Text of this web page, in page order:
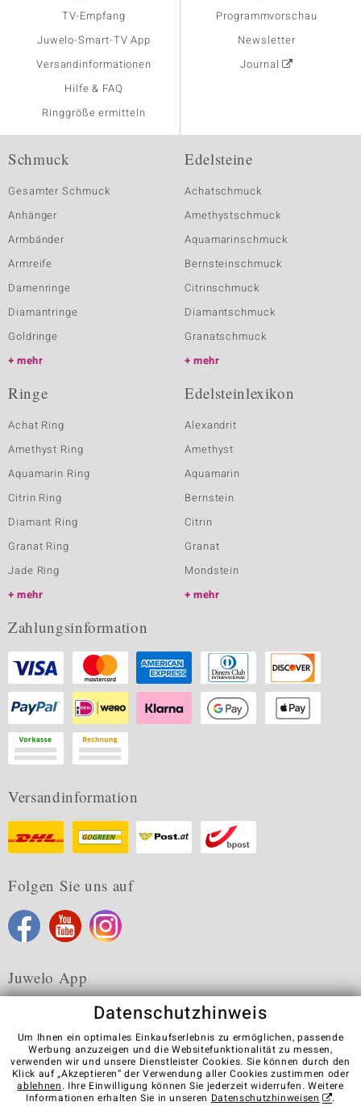
TV-Empfang
Juwelo-Smart-TV App
Versandinformationen
Hilfe & FAQ
Ringgröße ermitteln
Programmvorschau
Newsletter
Journal
Schmuck
Gesamter Schmuck
Anhänger
Armbänder
Armreife
Damenringe
Diamantringe
Goldringe
mehr
Edelsteine
Achatschmuck
Amethystschmuck
Aquamarinschmuck
Bernsteinschmuck
Citrinschmuck
Diamantschmuck
Granatschmuck
mehr
Ringe
Achat Ring
Amethyst Ring
Aquamarin Ring
Citrin Ring
Diamant Ring
Granat Ring
Jade Ring
mehr
Edelsteinlexikon
Alexandrit
Amethyst
Aquamarin
Bernstein
Citrin
Granat
Mondstein
mehr
Zahlungsinformation
Versandinformation
Folgen Sie uns auf
Juwelo App
Karriere AGB Datenschutz Cookies
Impressum
Kontakt
Vertrag widerrufen
Datenschutzhinweis
Um Ihnen ein optimales Einkaufserlebnis zu ermöglichen, passende
Werbung anzuzeigen und die Websitefunktionalität zu messen,
verwenden wir und unsere Dienstleister Cookies. Sie können durch den
Klick auf „Akzeptieren“ der Verwendung aller Cookies zustimmen oder
ablehnen. Ihre Einwilligung können Sie jederzeit widerrufen. Weitere
Informationen erhalten Sie in unseren Datenschutzhinweisen .